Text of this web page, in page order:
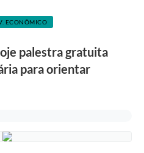
ECONÔMICO
palestra gratuita
para orientar